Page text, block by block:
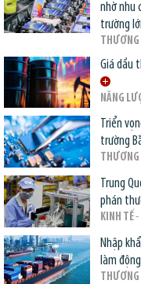
nhờ nhu
trường
THƯƠNG
Giá dầu
NĂNG
Triển
trường
Trung
phán
KINH TẾ-
Nhập
làm
THƯƠNG